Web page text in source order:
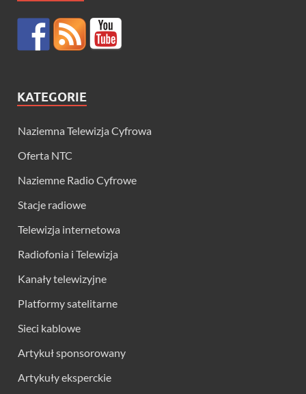
KATEGORIE
Naziemna Telewizja Cyfrowa
Oferta NTC
Naziemne Radio Cyfrowe
Stacje radiowe
Telewizja internetowa
Radiofonia i Telewizja
Kanały telewizyjne
Platformy satelitarne
Sieci kablowe
Artykuł sponsorowany
Artykuły eksperckie